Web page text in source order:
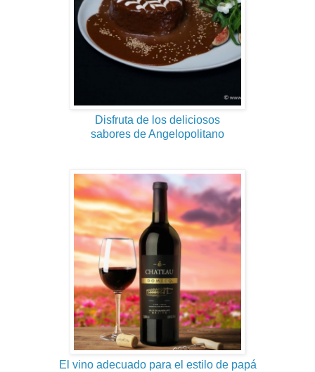
Disfruta de los deliciosos
sabores de Angelopolitano
El vino adecuado para el estilo de papá